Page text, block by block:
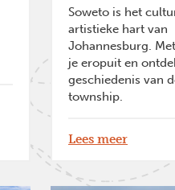
Soweto is het
artistieke hart van
Johannesburg.
je eropuit en
geschiedenis van
township.
Lees meer